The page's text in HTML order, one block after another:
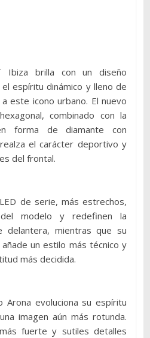
Ibiza brilla con un diseño
espíritu dinámico y lleno de
este icono urbano. El nuevo
combinado con la
forma de diamante con
el carácter deportivo y
del frontal.
de serie, más estrechos,
modelo y redefinen la
delantera, mientras que su
un estilo más técnico y
más decidida.
evoluciona su espíritu
imagen aún más rotunda.
fuerte y sutiles detalles